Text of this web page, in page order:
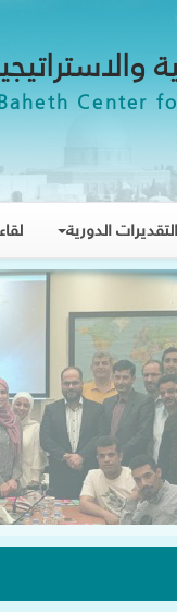
Center
التقديرات الدورية